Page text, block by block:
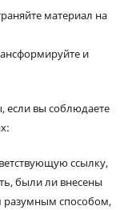
материал на
и
если вы соблюдаете
ссылку,
были ли внесены
разумным способом,